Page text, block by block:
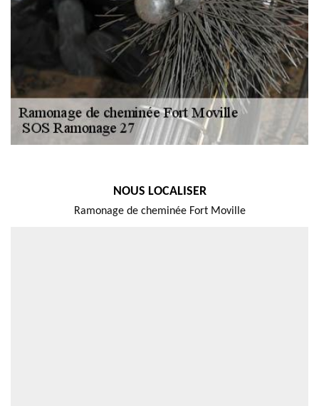
NOUS LOCALISER
Ramonage de cheminée Fort Moville